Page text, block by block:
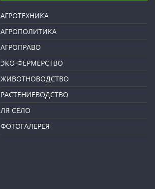
АГРОТЕХНИКА
АГРОПОЛИТИКА
АГРОПРАВО
ЭКО-ФЕРМЕРСТВО
ЖИВОТНОВОДСТВО
РАСТЕНИЕВОДСТВО
ЛЯ СЕЛО
ФОТОГАЛЕРЕЯ